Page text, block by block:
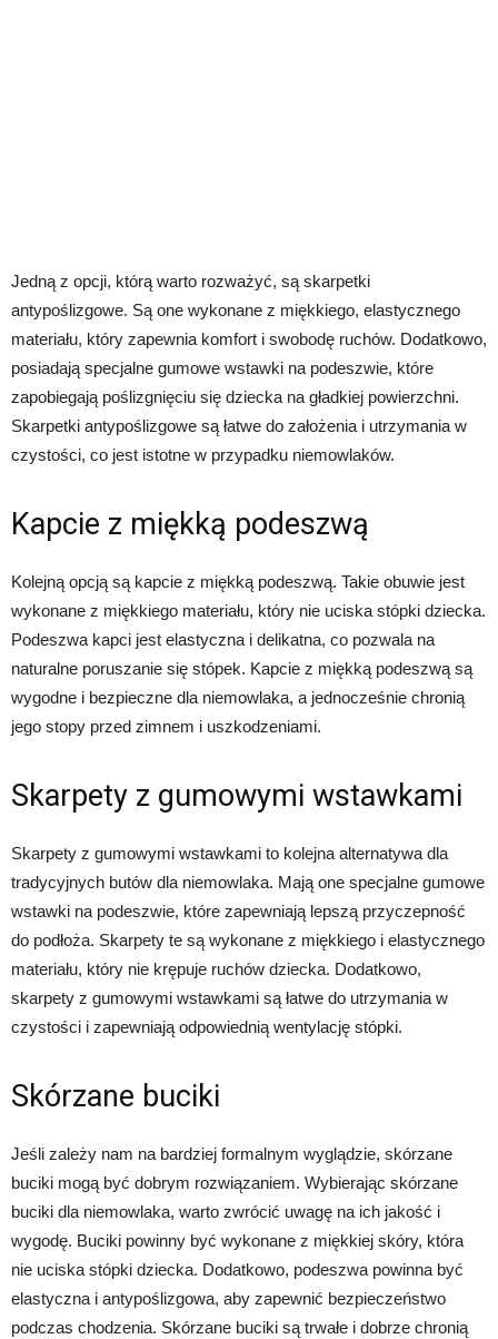
Jedną z opcji, którą warto rozważyć, są skarpetki
antypoślizgowe. Są one wykonane z miękkiego, elastycznego
materiału, który zapewnia komfort i swobodę ruchów. Dodatkowo,
posiadają specjalne gumowe wstawki na podeszwie, które
zapobiegają poślizgnięciu się dziecka na gładkiej powierzchni.
Skarpetki antypoślizgowe są łatwe do założenia i utrzymania w
czystości, co jest istotne w przypadku niemowlaków.
Kapcie z miękką podeszwą
Kolejną opcją są kapcie z miękką podeszwą. Takie obuwie jest
wykonane z miękkiego materiału, który nie uciska stópki dziecka.
Podeszwa kapci jest elastyczna i delikatna, co pozwala na
naturalne poruszanie się stópek. Kapcie z miękką podeszwą są
wygodne i bezpieczne dla niemowlaka, a jednocześnie chronią
jego stopy przed zimnem i uszkodzeniami.
Skarpety z gumowymi wstawkami
Skarpety z gumowymi wstawkami to kolejna alternatywa dla
tradycyjnych butów dla niemowlaka. Mają one specjalne gumowe
wstawki na podeszwie, które zapewniają lepszą przyczepność
do podłoża. Skarpety te są wykonane z miękkiego i elastycznego
materiału, który nie krępuje ruchów dziecka. Dodatkowo,
skarpety z gumowymi wstawkami są łatwe do utrzymania w
czystości i zapewniają odpowiednią wentylację stópki.
Skórzane buciki
Jeśli zależy nam na bardziej formalnym wyglądzie, skórzane
buciki mogą być dobrym rozwiązaniem. Wybierając skórzane
buciki dla niemowlaka, warto zwrócić uwagę na ich jakość i
wygodę. Buciki powinny być wykonane z miękkiej skóry, która
nie uciska stópki dziecka. Dodatkowo, podeszwa powinna być
elastyczna i antypoślizgowa, aby zapewnić bezpieczeństwo
podczas chodzenia. Skórzane buciki są trwałe i dobrze chronią